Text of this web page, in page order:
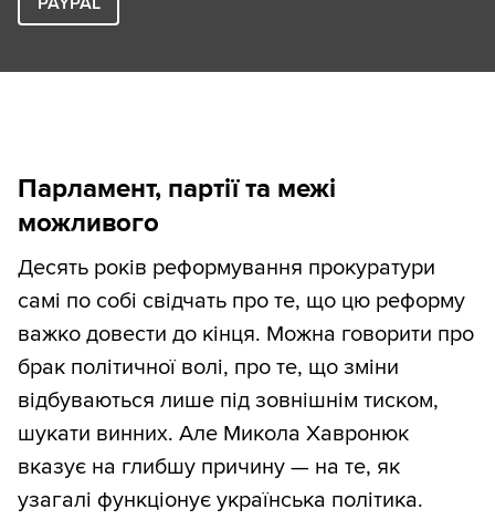
Парламент, партії та межі
можливого
Десять років реформування прокуратури
самі по собі свідчать про те, що цю реформу
важко довести до кінця. Можна говорити про
брак політичної волі, про те, що зміни
відбуваються лише під зовнішнім тиском,
шукати винних. Але Микола Хавронюк
вказує на глибшу причину — на те, як
узагалі функціонує українська політика.